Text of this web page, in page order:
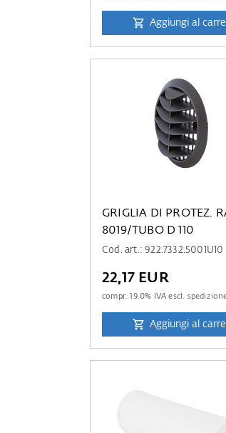
Aggiungi al
GRIGLIA DI PROTEZ.
8019/TUBO D 110
Cod. art.: 922.7332.5001U10
22,17 EUR
compr.19.0% IVA escl.
Aggiungi al